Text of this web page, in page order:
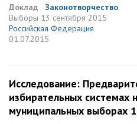
Доклад
Законотворчество
Выборы 13 сентября 2015
Российская Федерация
01.07.2015
Исследование:
избирательных системах
муниципальных выборах